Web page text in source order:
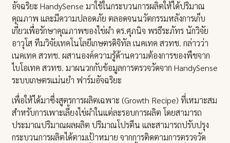
อัจฉริยะ HandySense มาใช้ในกระบวนการผลิตให้ได้ปริมาณ
คุณภาพ และมีความปลอดภัย ตลอดจนนวัตกรรมหลังการเก็บ
เกี่ยวเพื่อรักษาคุณภาพของไข่ผำ ดร.ศุภนิจ พรธีระภัทร นักวิจัย
อาวุโส ทีมวิจัยเทคโนโลยีเกษตรดิจิทัล เนคเทค สวทช. กล่าวว่า
เนคเทค สวทช. ผสานองค์ความรู้ด้านความต้องการของพืชจาก
ไบโอเทค สวทช. มาผนวกกับข้อมูลการตรวจวัดจาก HandySense
ระบบเกษตรแม่นยำ ฟาร์มอัจฉริยะ
เพื่อให้ได้มาซึ่งสูตรการผลิตเฉพาะ (Growth Recipe) ที่เหมาะสม
สำหรับการเพาะเลี้ยงไข่ผำในแต่ละรอบการผลิต โดยสามารถ
ประมาณปริมาณผลผลิต ปริมาณโปรตีน และสามารถปรับปรุง
กระบวนการผลิตได้ตามเป้าหมาย จากการติดตามการตรวจวัด